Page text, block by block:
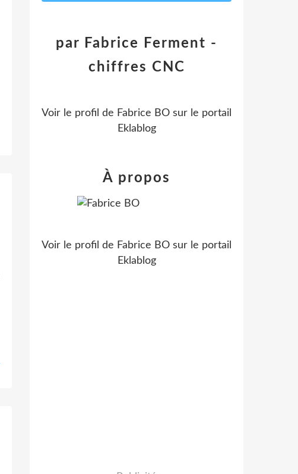
par Fabrice Ferment -
chiffres CNC
Voir le profil de Fabrice BO sur le portail
Eklablog
À propos
Voir le profil de Fabrice BO sur le portail
Eklablog